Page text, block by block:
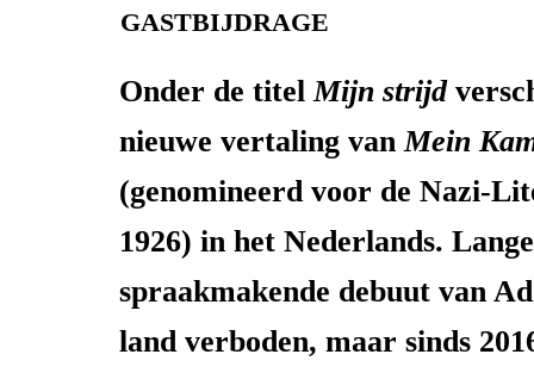
GASTBIJDRAGE
Onder de titelMijn strijd
nieuwe vertaling vanMein
(genomineerd voor de Nazi-
1926) in het Nederlands.
spraakmakende debuut van
land verboden, maar sinds